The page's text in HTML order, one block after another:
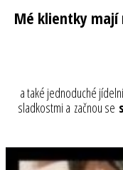
Mé klientky mají
a také jednoduché
sladkostmi a začnou se